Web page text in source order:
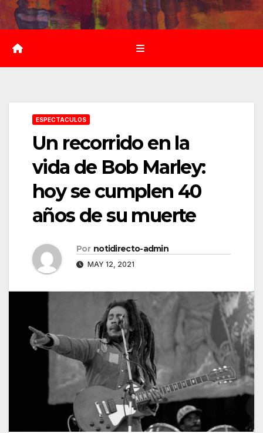
Saltar
al
contenido
ESPECTACULOS
Un recorrido en la
vida de Bob Marley:
hoy se cumplen 40
años de su muerte
Por notidirecto-admin
MAY 12, 2021